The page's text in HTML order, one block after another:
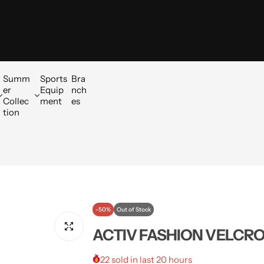
Summ
er
Collec
tion
Sports
Equip
ment
Bra
nch
es
-50% Out of Stock
ACTIV FASHION
22 sold in last 20 hours